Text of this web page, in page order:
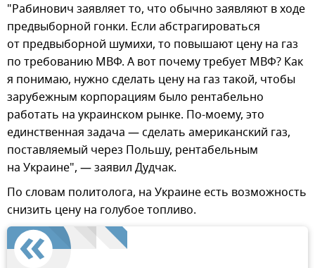
"Рабинович заявляет то, что обычно заявляют в ходе
предвыборной гонки. Если абстрагироваться
от предвыборной шумихи, то повышают цену на газ
по требованию МВФ. А вот почему требует МВФ? Как
я понимаю, нужно сделать цену на газ такой, чтобы
зарубежным корпорациям было рентабельно
работать на украинском рынке. По-моему, это
единственная задача — сделать американский газ,
поставляемый через Польшу, рентабельным
на Украине", — заявил Дудчак.
По словам политолога, на Украине есть возможность
снизить цену на голубое топливо.